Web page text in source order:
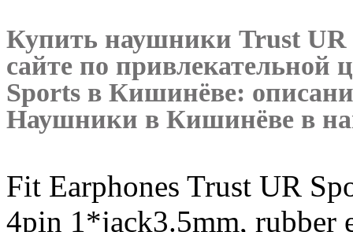
Купить наушники Trust
сайте по
Sports в Кишинёве:
Наушники в Кишинёве в
Fit Earphones Trust UR
4pin 1*jack3.5mm, rubber